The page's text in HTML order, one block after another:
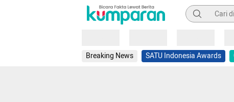
Pencarian
Breaking News SATU Indonesia Awards